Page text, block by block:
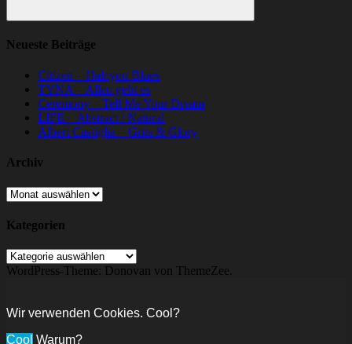
Suchen
Neueste Beiträge
Citizen – Halcyon Blues
TYNA – Allen geht es
Ceremony – Tell Me Your Dream
LIFE – Abstract / Natural
Albert Castiglia – Grits & Glory
Archiv
Archiv
Kategorien
Kategorien
WordPress-Theme: Donovan von ThemeZee.
Wir verwenden Cookies. Cool?
Cool Warum?